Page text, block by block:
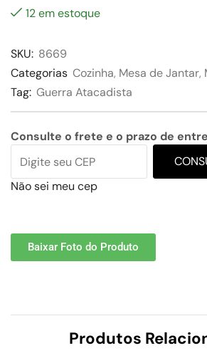
12 em estoque
SKU: 8669
Categorias Cozinha, Mesa de Jantar,
Tag: Guerra Atacadista
Consulte o frete e o prazo de
Não sei meu cep
Baixar Foto do Produto
Produtos